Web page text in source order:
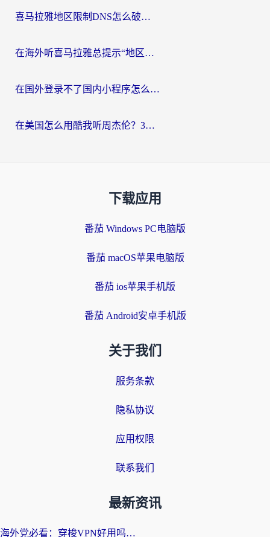
喜马拉雅地区限制DNS怎么破？海外党听国内音乐听书的终极解决方案
在海外听喜马拉雅总提示“地区限制”？3步轻松解除+听国内音乐全攻略
在国外登录不了国内小程序怎么办？选对回国加速器，轻松解锁国内资源
在美国怎么用酷我听周杰伦？3步搞定海外听歌难题
下载应用
番茄 Windows PC电脑版
番茄 macOS苹果电脑版
番茄 ios苹果手机版
番茄 Android安卓手机版
关于我们
服务条款
隐私协议
应用权限
联系我们
最新资讯
海外党必看：穿梭VPN好用吗？和云帆VPN对比哪个回国效果更好？附真实测评+避坑指南